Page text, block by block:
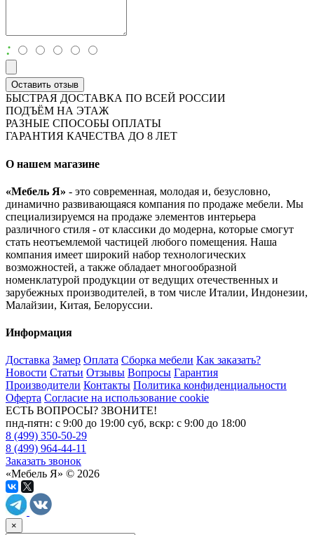
:
Оставить отзыв
БЫСТРАЯ ДОСТАВКА ПО ВСЕЙ РОССИИ
ПОДЪЁМ НА ЭТАЖ
РАЗНЫЕ СПОСОБЫ ОПЛАТЫ
ГАРАНТИЯ КАЧЕСТВА ДО 8 ЛЕТ
О нашем магазине
«Мебель Я» - это современная, молодая и, безусловно,
динамично развивающаяся компания по продаже мебели. Мы
специализируемся на продаже элементов интерьера
различного стиля - от классики до модерна, которые смогут
стать неотъемлемой частицей любого помещения. Наша
компания имеет широкий набор технологических
возможностей, а также обладает многообразной
номенклатурой продукции от ведущих отечественных и
зарубежных производителей, в том числе Италии, Индонезии,
Малайзии, Китая, Белоруссии.
Информация
Доставка Замер Оплата Сборка мебели Как заказать?
Новости Статьи Отзывы Вопросы Гарантия
Производители Контакты Политика конфиденциальности
Оферта Согласие на использование cookie
ЕСТЬ ВОПРОСЫ? ЗВОНИТЕ!
пнд-пятн: с 9:00 до 19:00 суб, вскр: с 9:00 до 18:00
8 (499) 350-50-29
8 (499) 964-44-11
Заказать звонок
«Мебель Я» © 2026
×